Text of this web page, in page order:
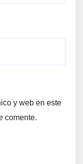
y web en este
comente.